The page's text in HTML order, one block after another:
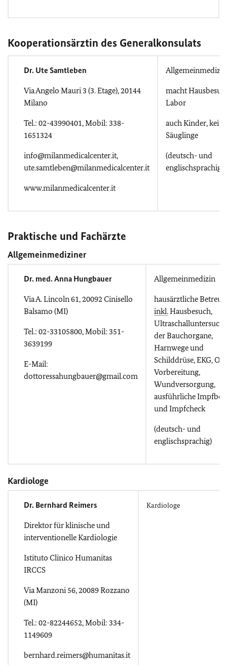
Kooperationsärztin des Generalkonsulats
Dr. Ute Samtleben
Via Angelo Mauri 3 (3. Etage), 20144
Milano
Tel.: 02-43990401, Mobil: 338-
1651324
info@milanmedicalcenter.it,
ute.samtleben@milanmedicalcenter.it
www.milanmedicalcenter.it
Allgemeinmedizin
macht
Labor
auch Kinder, keine
Säuglinge
(deutsch- und
englischsprachig)
Praktische und Fachärzte
Allgemeinmediziner
Dr. med. Anna Hungbauer
Via A. Lincoln 61, 20092 Cinisello
Balsamo (MI)
Tel.: 02-33105800, Mobil: 351-
3639199
E-Mail:
dottoressahungbauer@gmail.com
Allgemeinmedizin
hausärztliche
inkl.Hausbesuch,
der Bauchorgane,
Harnwege und
Schilddrüse, EKG,
Vorbereitung,
Wundversorgung,
ausführliche
und Impfcheck
(deutsch- und
englischsprachig)
Kardiologe
Dr. Bernhard Reimers
Direktor für klinische und
interventionelle Kardiologie
Istituto Clinico Humanitas
IRCCS
Via Manzoni 56, 20089 Rozzano
(MI)
Tel.: 02-82244652, Mobil: 334-
1149609
bernhard.reimers@humanitas.it
Kardiologe